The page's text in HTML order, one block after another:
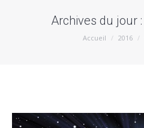
Archives du jour :
Vous êtes ici :
Accueil 2016